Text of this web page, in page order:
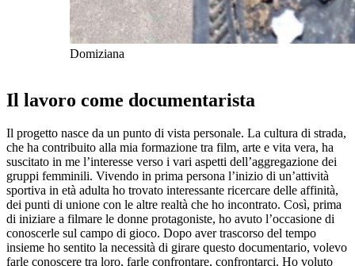
Domiziana
Il lavoro come documentarista
Il progetto nasce da un punto di vista personale. La cultura di strada,
che ha contribuito alla mia formazione tra film, arte e vita vera, ha
suscitato in me l’interesse verso i vari aspetti dell’aggregazione dei
gruppi femminili. Vivendo in prima persona l’inizio di un’attività
sportiva in età adulta ho trovato interessante ricercare delle affinità,
dei punti di unione con le altre realtà che ho incontrato. Così, prima
di iniziare a filmare le donne protagoniste, ho avuto l’occasione di
conoscerle sul campo di gioco. Dopo aver trascorso del tempo
insieme ho sentito la necessità di girare questo documentario, volevo
farle conoscere tra loro, farle confrontare, confrontarci. Ho voluto